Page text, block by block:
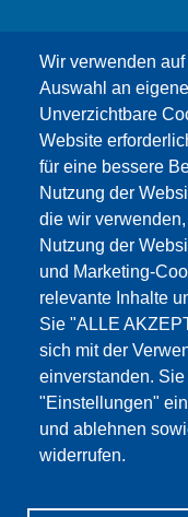
Wir verwenden
Auswahl an
Unverzichtbare
Website
für eine bessere
Nutzung der
die wir
Nutzung der
und Marketing-
relevante Inhalte
Sie "ALLE
sich mit der
einverstanden.
"Einstellungen"
und ablehnen
widerrufen.
Dieser Inhalt ist
Cookies
NUR DIE
Alle